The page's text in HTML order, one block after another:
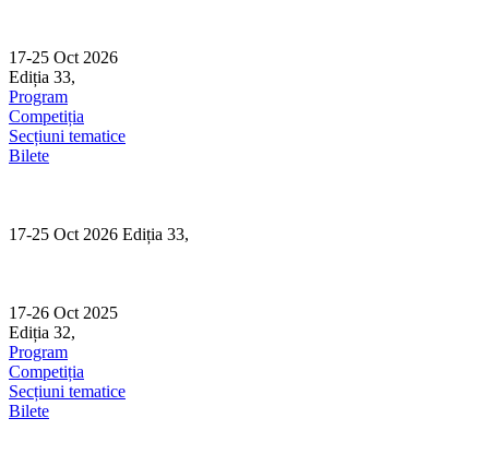
content
17-25 Oct 2026
Ediția 33,
Program
Competiția
Secțiuni tematice
Bilete
17-25 Oct 2026 Ediția 33,
17-26 Oct 2025
Ediția 32,
Program
Competiția
Secțiuni tematice
Bilete